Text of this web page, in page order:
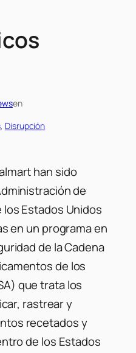
en
, Disrupción
han sido
de
Estados Unidos
en un programa en
de la Cadena
de los
que trata los
rastrear y
recetados y
de los Estados